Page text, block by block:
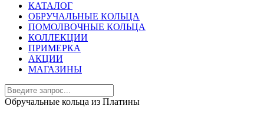
КАТАЛОГ
ОБРУЧАЛЬНЫЕ КОЛЬЦА
ПОМОЛВОЧНЫЕ КОЛЬЦА
КОЛЛЕКЦИИ
ПРИМЕРКА
АКЦИИ
МАГАЗИНЫ
Обручальные кольца из Платины